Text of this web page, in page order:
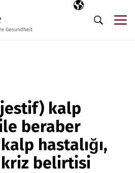
Seçili dil
TR
Arama
kalp
beraber
hastalığı,
belirtisi